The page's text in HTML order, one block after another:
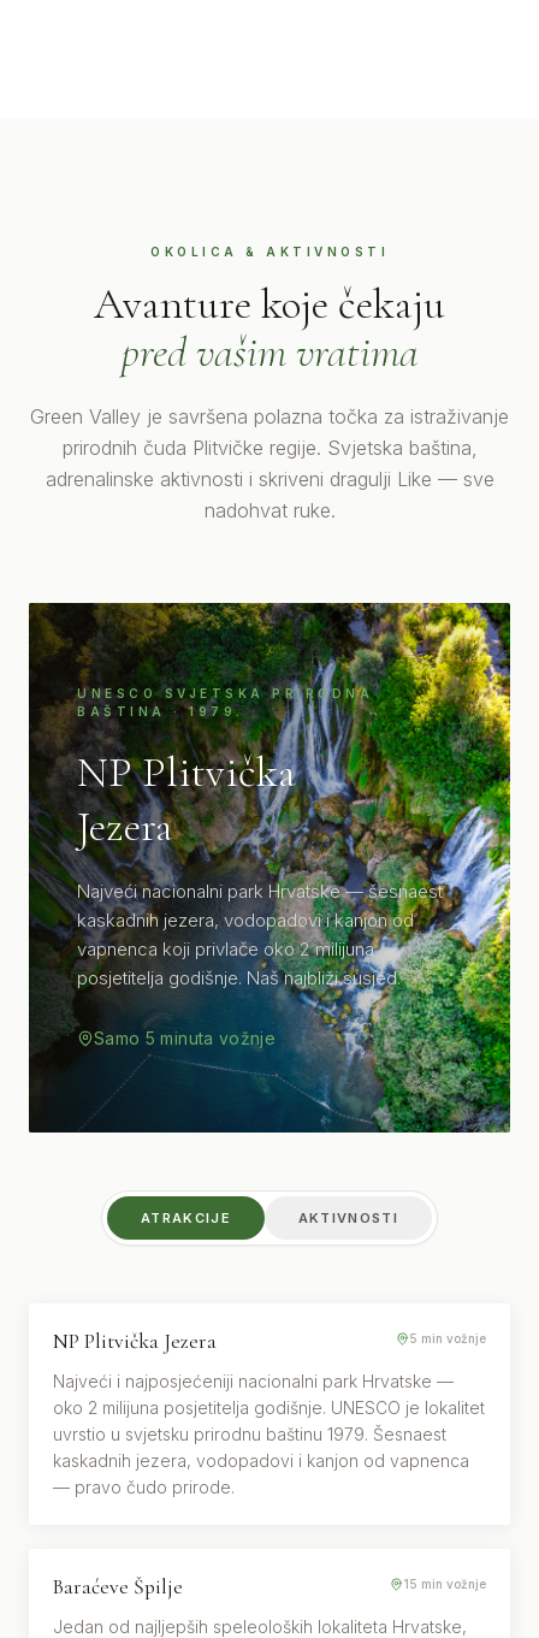
OKOLICA & AKTIVNOSTI
Avanture koje čekaju
pred vašim vratima
Green Valley je savršena polazna točka za istraživanje
prirodnih čuda Plitvičke regije. Svjetska baština,
adrenalinske aktivnosti i skriveni dragulji Like — sve
nadohvat ruke.
UNESCO SVJETSKA PRIRODNA
BAŠTINA · 1979.
NP Plitvička
Jezera
Najveći nacionalni park Hrvatske — šesnaest
kaskadnih jezera, vodopadovi i kanjon od
vapnenca koji privlače oko 2 milijuna
posjetitelja godišnje. Naš najbliži susjed.
Samo 5 minuta vožnje
ATRAKCIJE AKTIVNOSTI
UNESCO · NACIONALNI PARK
NP Plitvička Jezera 5 min vožnje
Najveći i najposjećeniji nacionalni park Hrvatske —
oko 2 milijuna posjetitelja godišnje. UNESCO je lokalitet
uvrstio u svjetsku prirodnu baštinu 1979. Šesnaest
kaskadnih jezera, vodopadovi i kanjon od vapnenca
— pravo čudo prirode.
GEOLOGIJA · SPELEOLOGIJA
Baraćeve Špilje 15 min vožnje
Jedan od najljepših speleoloških lokaliteta Hrvatske,